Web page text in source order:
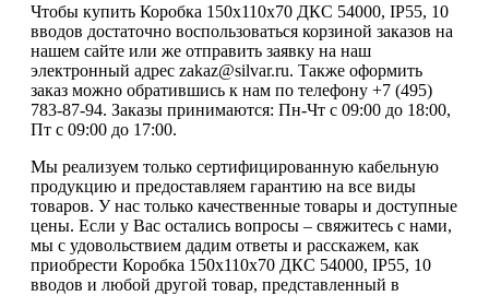
Чтобы купить Коробка 150х110х70 ДКС 54000, IP55, 10
вводов достаточно воспользоваться корзиной заказов на
нашем сайте или же отправить заявку на наш
электронный адрес zakaz@silvar.ru. Также оформить
заказ можно обратившись к нам по телефону +7 (495)
783-87-94. Заказы принимаются: Пн-Чт с 09:00 до 18:00,
Пт с 09:00 до 17:00.
Мы реализуем только сертифицированную кабельную
продукцию и предоставляем гарантию на все виды
товаров. У нас только качественные товары и доступные
цены. Если у Вас остались вопросы – свяжитесь с нами,
мы с удовольствием дадим ответы и расскажем, как
приобрести Коробка 150х110х70 ДКС 54000, IP55, 10
вводов и любой другой товар, представленный в